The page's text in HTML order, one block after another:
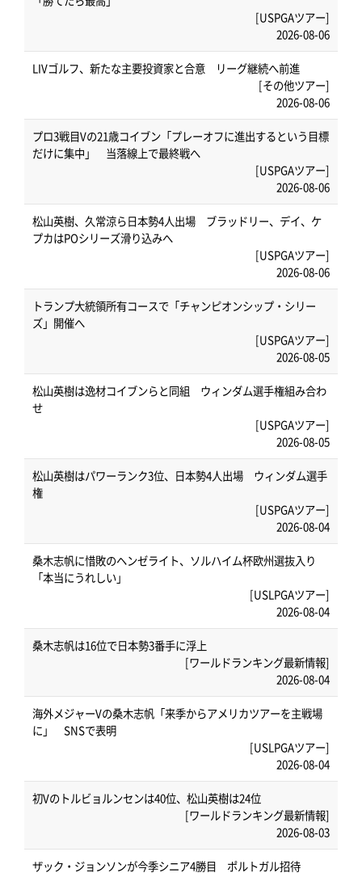
[USPGAツアー]
2026-08-06
LIVゴルフ、新たな主要投資家と合意 リーグ継続へ前進
[その他ツアー]
2026-08-06
プロ3戦目Vの21歳コイブン「プレーオフに進出するという目標
だけに集中」 当落線上で最終戦へ
[USPGAツアー]
2026-08-06
松山英樹、久常涼ら日本勢4人出場 ブラッドリー、デイ、ケ
プカはPOシリーズ滑り込みへ
[USPGAツアー]
2026-08-06
トランプ大統領所有コースで「チャンピオンシップ・シリー
ズ」開催へ
[USPGAツアー]
2026-08-05
松山英樹は逸材コイブンらと同組 ウィンダム選手権組み合わ
せ
[USPGAツアー]
2026-08-05
松山英樹はパワーランク3位、日本勢4人出場 ウィンダム選手
権
[USPGAツアー]
2026-08-04
桑木志帆に惜敗のヘンゼライト、ソルハイム杯欧州選抜入り
「本当にうれしい」
[USLPGAツアー]
2026-08-04
桑木志帆は16位で日本勢3番手に浮上
[ワールドランキング最新情報]
2026-08-04
海外メジャーVの桑木志帆「来季からアメリカツアーを主戦場
に」 SNSで表明
[USLPGAツアー]
2026-08-04
初Vのトルビョルンセンは40位、松山英樹は24位
[ワールドランキング最新情報]
2026-08-03
ザック・ジョンソンが今季シニア4勝目 ポルトガル招待